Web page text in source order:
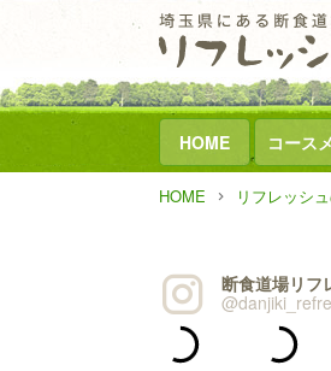
HOME コース
HOME リフレッシ
断食道場リフ